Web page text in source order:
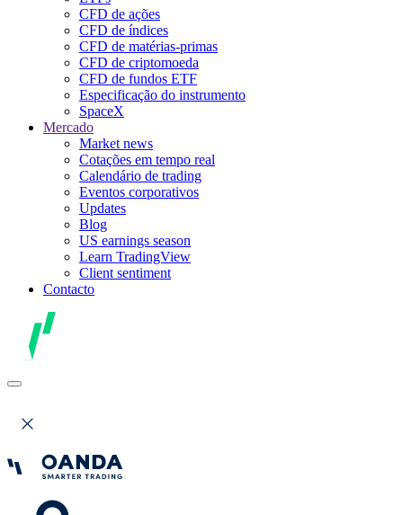
CFD de ações
CFD de índices
CFD de matérias-primas
CFD de criptomoeda
CFD de fundos ETF
Especificação do instrumento
SpaceX
Mercado
Market news
Cotações em tempo real
Calendário de trading
Eventos corporativos
Updates
Blog
US earnings season
Learn TradingView
Client sentiment
Contacto